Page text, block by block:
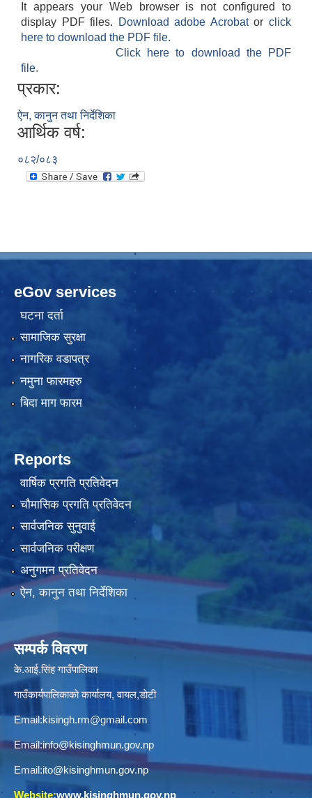
It appears your Web browser is not configured to
display PDF files.
Download adobe Acrobatorclick
here to download the PDF file.
Click here to download the PDF
file.
प्रकार:
ऐन, कानुन तथा निर्देशिका
आर्थिक वर्ष:
०८२/०८३
eGov services
घटना दर्ता
सामाजिक सुरक्षा
नागरिक वडापत्र
नमुना फारमहरु
बिदा माग फारम
Reports
वार्षिक प्रगति प्रतिवेदन
चौमासिक प्रगति प्रतिवेदन
सार्वजनिक सुनुवाई
सार्वजनिक परीक्षण
अनुगमन प्रतिवेदन
ऐन, कानुन तथा निर्देशिका
सम्पर्क विवरण
के.आई.सिंह गाउँपालिका
गाउँकार्यपालिकाकाे कार्यालय, वायल,डाेटी
Email:kisingh.rm@gmail.com
Email:info@kisinghmun.gov.np
Email:ito@kisinghmun.gov.np
Website:www.kisinghmun.gov.np